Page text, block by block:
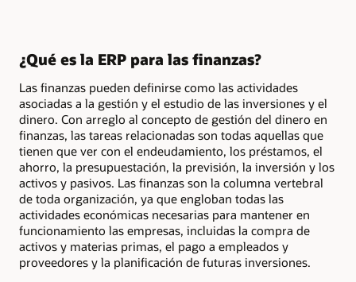
¿Qué es la ERP para las finanzas?
Las finanzas pueden definirse como las actividades
asociadas a la gestión y el estudio de las inversiones y el
dinero. Con arreglo al concepto de gestión del dinero en
finanzas, las tareas relacionadas son todas aquellas que
tienen que ver con el endeudamiento, los préstamos, el
ahorro, la presupuestación, la previsión, la inversión y los
activos y pasivos. Las finanzas son la columna vertebral
de toda organización, ya que engloban todas las
actividades económicas necesarias para mantener en
funcionamiento las empresas, incluidas la compra de
activos y materias primas, el pago a empleados y
proveedores y la planificación de futuras inversiones.